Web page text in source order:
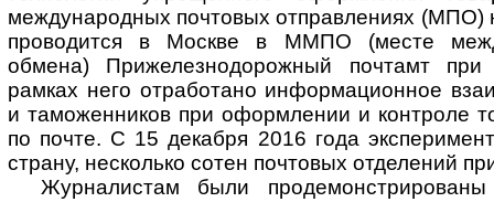
международных почтовых отправлениях (МПО)
проводится в Москве в ММПО (месте
обмена) Прижелезнодорожный почтамт
рамках него отработано информационное
и таможенников при оформлении и контроле
по почте. С 15 декабря 2016 года
страну, несколько сотен почтовых отделений
Журналистам были продемонстрированы